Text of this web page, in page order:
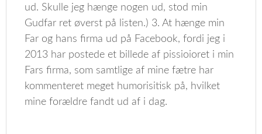
ud. Skulle jeg hænge nogen ud, stod min
Gudfar ret øverst på listen.) 3. At hænge min
Far og hans firma ud på Facebook, fordi jeg i
2013 har postede et billede af pissioioret i min
Fars firma, som samtlige af mine fætre har
kommenteret meget humorisitisk på, hvilket
mine forældre fandt ud af i dag.